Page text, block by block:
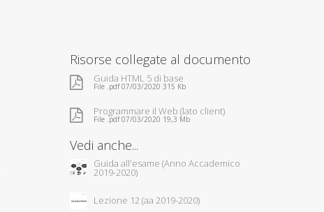
Risorse collegate al documento
Guida HTML 5 di base
File .pdf 07/03/2020 315 Kb
Programmare il Web (lato client)
File .pdf 07/03/2020 19,3 Mb
Vedi anche...
Guida all'esame (Anno Accademico
2019-2020)
Lezione 12 (aa 2019-2020)